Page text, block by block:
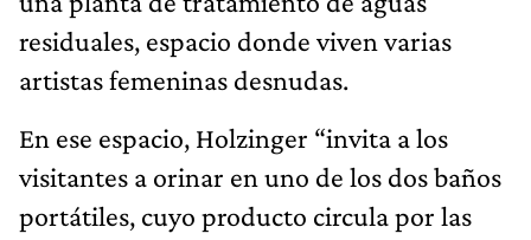
residuales, espacio donde viven varias
artistas femeninas desnudas.
En ese espacio, Holzinger “invita a los
visitantes a orinar en uno de los dos baños
portátiles, cuyo producto circula por las